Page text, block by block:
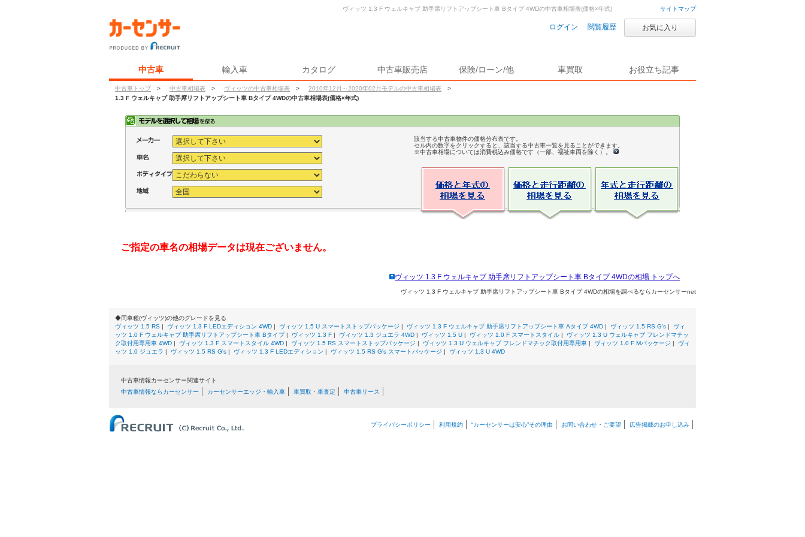
サイトマップ
ログイン 閲覧履歴 お気に入り
中古車 輸入車 カタログ 中古車販売店 保険/ローン/他 車買取 お役立ち記事
中古車トップ > 中古車相場表 > ヴィッツの中古車相場表 > 2010年12月～2020年02月モデルの中古車相場表
>
1.3 F ウェルキャブ 助手席リフトアップシート車 Bタイプ 4WDの中古車相場表(価格×年式)
ヴィッツ 1.3 F ウェルキャブ 助手席リフトアップシート車 Bタイプ 4WDの中古車相場表(価格×年式)
該当する中古車物件の価格分布表です。
セル内の数字をクリックすると、該当する中古車一覧を見ることができます。
※中古車相場については消費税込み価格です（一部、福祉車両を除く）。
ご指定の車名の相場データは現在ございません。
ヴィッツ 1.3 F ウェルキャブ 助手席リフトアップシート車 Bタイプ 4WDの相場 トップへ
ヴィッツ 1.3 F ウェルキャブ 助手席リフトアップシート車 Bタイプ 4WDの相場を調べるならカーセンサーnet
◆同車種(ヴィッツ)の他のグレードを見る
ヴィッツ 1.5 RS | ヴィッツ 1.3 F LEDエディション 4WD | ヴィッツ 1.5 U スマートストップパッケージ | ヴィッツ 1.3 F ウェルキャブ 助手席リフトアップシート車 Aタイプ 4WD | ヴィッツ 1.5 RS G's |
ヴィ
ッツ 1.0 F ウェルキャブ 助手席リフトアップシート車 Bタイプ| ヴィッツ 1.3 F | ヴィッツ 1.3 ジュエラ 4WD | ヴィッツ 1.5 U | ヴィッツ 1.0 F スマートスタイル |
ヴィッツ 1.3 U ウェルキャブ フレンドマチッ
ク取付用専用車 4WD | ヴィッツ 1.3 F スマートスタイル 4WD | ヴィッツ 1.5 RS スマートストップパッケージ | ヴィッツ 1.3 U ウェルキャブ フレンドマチック取付用専用車 | ヴィッツ 1.0 F Mパッケージ |
ヴィ
ッツ 1.0 ジュエラ | ヴィッツ 1.5 RS G's | ヴィッツ 1.3 F LEDエディション | ヴィッツ 1.5 RS G's スマートパッケージ | ヴィッツ 1.3 U 4WD
中古車情報カーセンサー関連サイト
中古車情報ならカーセンサー
カーセンサーエッジ・輸入車 車買取・車査定 中古車リース
プライバシーポリシー 利用規約 “カーセンサーは安心”その理由 お問い合わせ・ご要望 広告掲載のお申し込み